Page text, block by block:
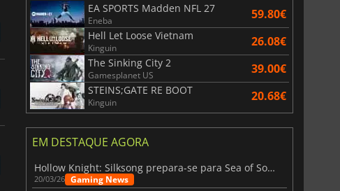
EA SPORTS Madden NFL 27
Eneba 59.80€
Hell Let Loose Vietnam
Kinguin 26.08€
The Sinking City 2
Gamesplanet US 39.00€
STEINS;GATE RE BOOT
Kinguin 20.68€
EM DESTAQUE AGORA
Hollow Knight: Silksong prepara-se para Sea of Sorrow com um patch
20/03/26 Gaming News